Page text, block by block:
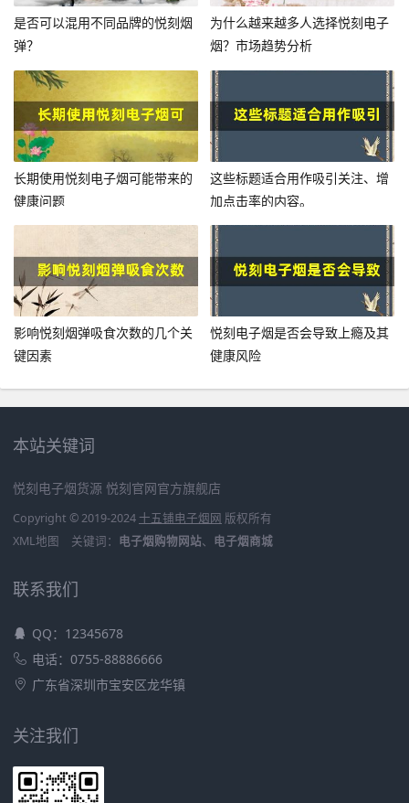
是否可以混用不同品牌的悦刻烟
弹？
为什么越来越多人选择悦刻电子
烟？市场趋势分析
长期使用悦刻电子烟可能带来的
健康问题
这些标题适合用作吸引关注、增
加点击率的内容。
影响悦刻烟弹吸食次数的几个关
键因素
悦刻电子烟是否会导致上瘾及其
健康风险
本站关键词
悦刻电子烟货源 悦刻官网官方旗舰店
Copyright © 2019-2024 十五铺电子烟网 版权所有
XML地图
关键词： 电子烟购物网站、 电子烟商城
联系我们
QQ：12345678
电话：0755-88886666
广东省深圳市宝安区龙华镇
关注我们